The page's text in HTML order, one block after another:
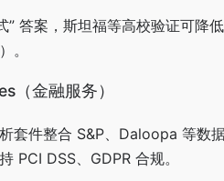
” 答案，斯坦福等高校验证可降
。
（金融服务）
套件整合 S&P、Daloopa 等数
PCI DSS、GDPR 合规。